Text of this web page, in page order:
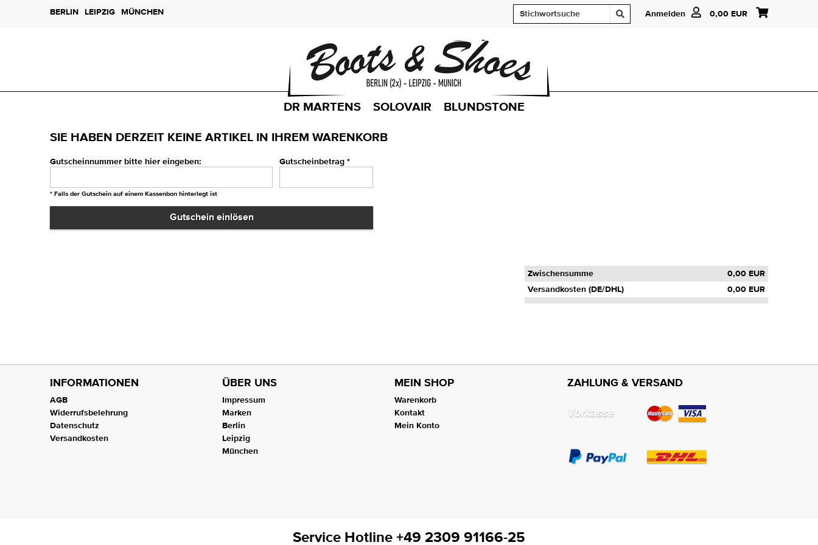
BERLIN LEIPZIG MÜNCHEN Anmelden 0,00 EUR
DR MARTENS SOLOVAIR
BLUNDSTONE
SIE HABEN DERZEIT KEINE ARTIKEL IN IHREM WARENKORB
Gutscheinnummer bitte hier eingeben:
Gutscheinnummer bitte hier eingeben:
Gutscheinbetrag *
* Falls der Gutschein auf einem Kassenbon hinterlegt ist
Zwischensumme
0,00 EUR
Versandkosten (DE/DHL)
0,00 EUR
INFORMATIONEN
AGB
Widerrufsbelehrung
Datenschutz
Versandkosten
ÜBER UNS
Impressum
Marken
Berlin
Leipzig
München
MEIN SHOP
Warenkorb
Kontakt
Mein Konto
ZAHLUNG & VERSAND
Service Hotline +49 2309 91166-25